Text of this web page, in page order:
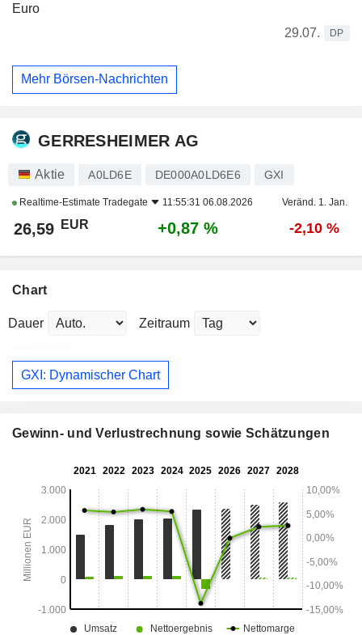
Euro
29.07.
DP
Mehr Börsen-Nachrichten
GERRESHEIMER AG
Aktie A0LD6E DE000A0LD6E6 GXI
Realtime-Estimate Tradegate 11:55:31 06.08.2026 Veränd. 1. Jan.
26,59 EUR +0,87 % -2,10 %
Chart
Dauer Zeitraum
GXI: Dynamischer Chart
Gewinn- und Verlustrechnung sowie Schätzungen